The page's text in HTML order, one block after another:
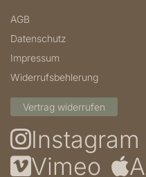
AGB
Datenschutz
Impressum
Widerrufsbehlerung
Vertrag widerrufen
Instagram
Vimeo